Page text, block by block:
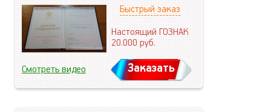
Быстрый заказ
Настоящий ГОЗНАК
20.000руб.
Смотреть видео Заказать